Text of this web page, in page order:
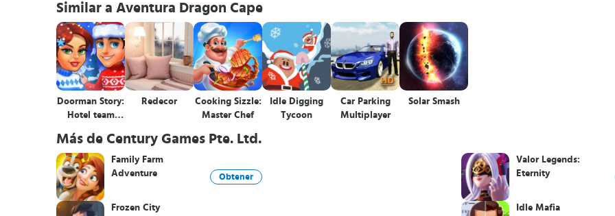
Similar a Aventura Dragon Cape
Doorman Story:
Hotel team
Redecor
Cooking Sizzle:
Master Chef
Idle Digging
Tycoon
Car Parking
Multiplayer
Solar Smash
Más de Century Games Pte. Ltd.
Family Farm
Adventure
Obtener
Frozen City
Valor Legends:
Eternity
Idle Mafia